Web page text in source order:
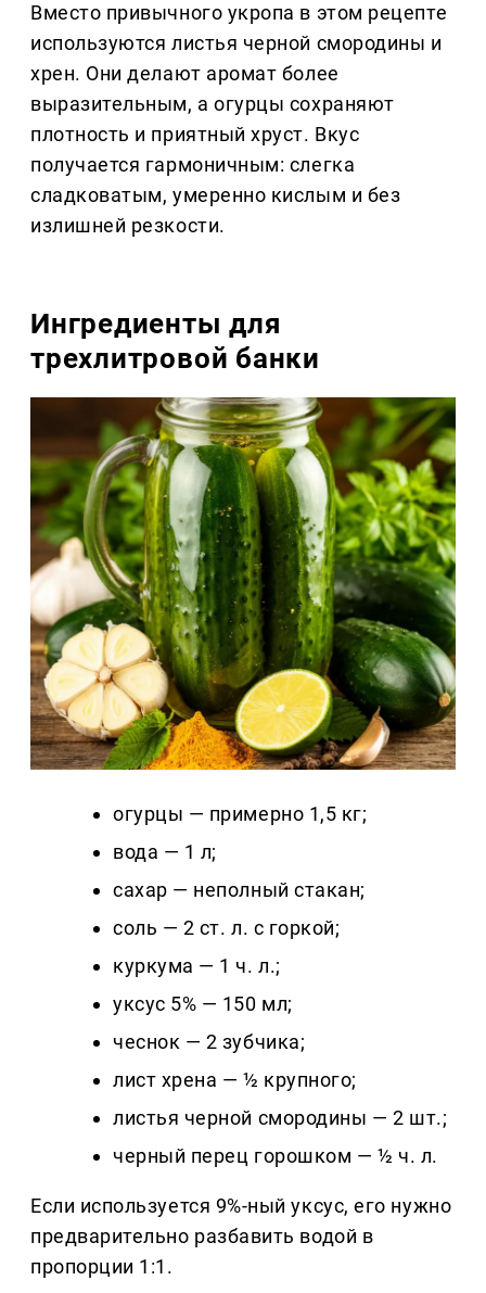
Вместо привычного укропа в этом рецепте
используются листья черной смородины и
хрен. Они делают аромат более
выразительным, а огурцы сохраняют
плотность и приятный хруст. Вкус
получается гармоничным: слегка
сладковатым, умеренно кислым и без
излишней резкости.
Ингредиенты для
трехлитровой банки
огурцы — примерно 1,5 кг;
вода — 1 л;
сахар — неполный стакан;
соль — 2 ст. л. с горкой;
куркума — 1 ч. л.;
уксус 5% — 150 мл;
чеснок — 2 зубчика;
лист хрена — ½ крупного;
листья черной смородины — 2 шт.;
черный перец горошком — ½ ч. л.
Если используется 9%-ный уксус, его нужно
предварительно разбавить водой в
пропорции 1:1.